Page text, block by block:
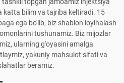
katta bilim va tajriba keltiradi. 15
ega bo'lib, biz shablon loyihalash
tushunamiz. Biz mijozlar
ularning g'oyasini amalga
yakuniy mahsulot sifati va
beramiz.